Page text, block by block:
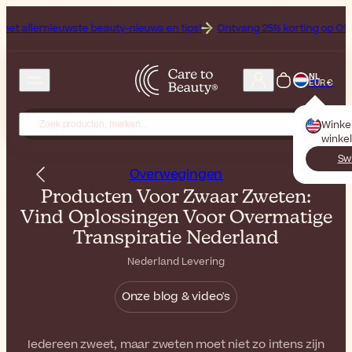
beauty-nieuws en tips! Ontvang 25% korting op Off bij
NL
EUR €
Overwegingen
Producten Voor Zwaar Zweten:
Vind Oplossingen Voor Overmatige
Transpiratie Nederland
Nederland Levering
Onze blog & video's
Iedereen zweet, maar zweten moet niet zo intens zijn